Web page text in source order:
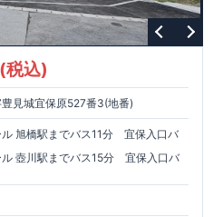
税込)
見城宜保原527番3(地番)
ル 旭橋駅までバス11分 宜保入口バ
ル 壺川駅までバス15分 宜保入口バ